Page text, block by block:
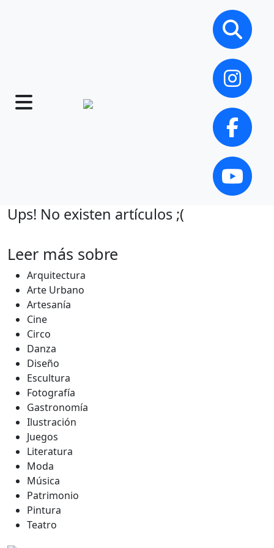
Ups! No existen artículos ;(
Leer más sobre
Arquitectura
Arte Urbano
Artesanía
Cine
Circo
Danza
Diseño
Escultura
Fotografía
Gastronomía
Ilustración
Juegos
Literatura
Moda
Música
Patrimonio
Pintura
Teatro